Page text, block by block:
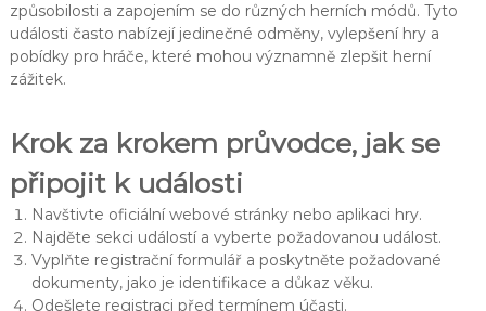
způsobilosti a zapojením se do různých herních módů. Tyto
události často nabízejí jedinečné odměny, vylepšení hry a
pobídky pro hráče, které mohou významně zlepšit herní
zážitek.
Krok za krokem průvodce, jak se
připojit k události
Navštivte oficiální webové stránky nebo aplikaci hry.
Najděte sekci událostí a vyberte požadovanou událost.
Vyplňte registrační formulář a poskytněte požadované
dokumenty, jako je identifikace a důkaz věku.
Odešlete registraci před termínem účasti.